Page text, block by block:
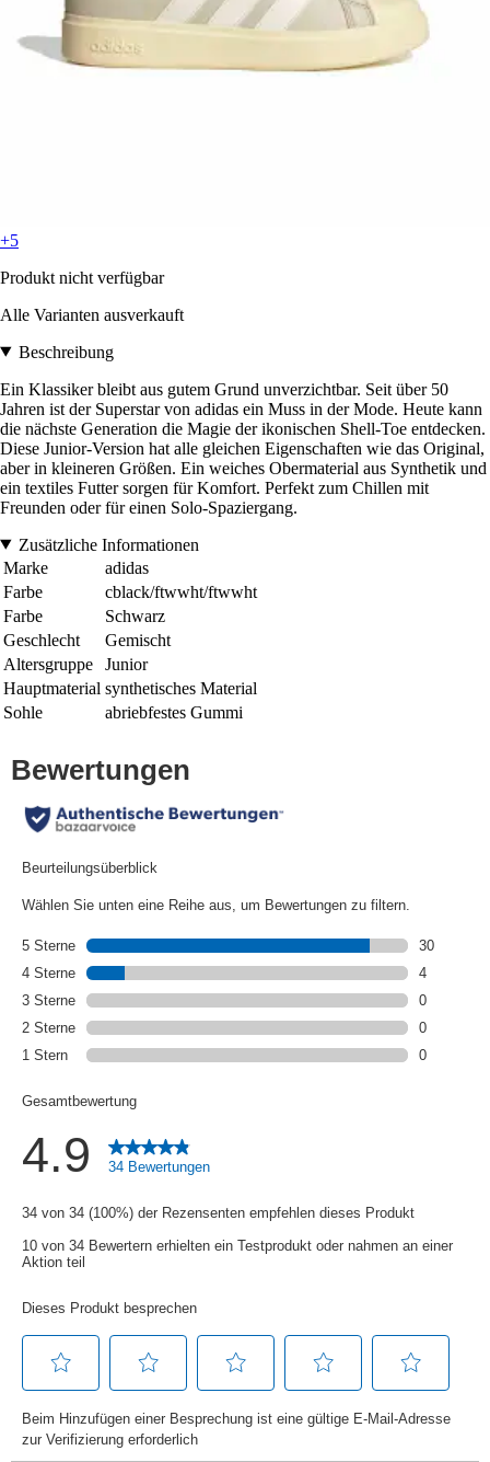
+5
Produkt nicht verfügbar
Alle Varianten ausverkauft
Beschreibung
Ein Klassiker bleibt aus gutem Grund unverzichtbar. Seit über 50
Jahren ist der Superstar von adidas ein Muss in der Mode. Heute kann
die nächste Generation die Magie der ikonischen Shell-Toe entdecken.
Diese Junior-Version hat alle gleichen Eigenschaften wie das Original,
aber in kleineren Größen. Ein weiches Obermaterial aus Synthetik und
ein textiles Futter sorgen für Komfort. Perfekt zum Chillen mit
Freunden oder für einen Solo-Spaziergang.
Zusätzliche Informationen
Marke
adidas
Farbe
cblack/ftwwht/ftwwht
Farbe
Schwarz
Geschlecht
Gemischt
Altersgruppe
Junior
Hauptmaterial synthetisches Material
Sohle
abriebfestes Gummi